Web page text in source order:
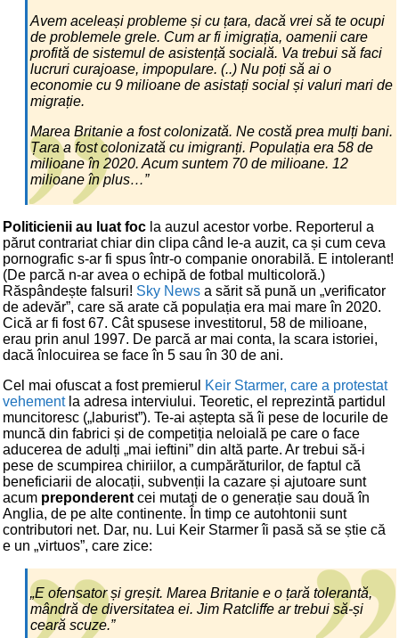
Avem aceleași probleme și cu țara, dacă vrei să te ocupi
de problemele grele. Cum ar fi imigrația, oamenii care
profită de sistemul de asistență socială. Va trebui să faci
lucruri curajoase, impopulare. (..) Nu poți să ai o
economie cu 9 milioane de asistați social și valuri mari de
migrație.
Marea Britanie a fost colonizată. Ne costă prea mulți bani.
Țara a fost colonizată cu imigranți. Populația era 58 de
milioane în 2020. Acum suntem 70 de milioane. 12
milioane în plus…”
Politicienii au luat foc la auzul acestor vorbe. Reporterul a
părut contrariat chiar din clipa când le-a auzit, ca și cum ceva
pornografic s-ar fi spus într-o companie onorabilă. E intolerant!
(De parcă n-ar avea o echipă de fotbal multicoloră.)
Răspândește falsuri! Sky News a sărit să pună un „verificator
de adevăr”, care să arate că populația era mai mare în 2020.
Cică ar fi fost 67. Cât spusese investitorul, 58 de milioane,
erau prin anul 1997. De parcă ar mai conta, la scara istoriei,
dacă înlocuirea se face în 5 sau în 30 de ani.
Cel mai ofuscat a fost premierul
Keir Starmer, care a protestat
vehementla adresa interviului. Teoretic, el reprezintă partidul
muncitoresc („laburist”). Te-ai aștepta să îi pese de locurile de
muncă din fabrici și de competiția neloială pe care o face
aducerea de adulți „mai ieftini” din altă parte. Ar trebui să-i
pese de scumpirea chiriilor, a cumpărăturilor, de faptul că
beneficiarii de alocații, subvenții la cazare și ajutoare sunt
acum preponderent cei mutați de o generație sau două în
Anglia, de pe alte continente. În timp ce autohtonii sunt
contributori net. Dar, nu. Lui Keir Starmer îi pasă să se știe că
e un „virtuos”, care zice:
„E ofensator și greșit. Marea Britanie e o țară tolerantă,
mândră de diversitatea ei. Jim Ratcliffe ar trebui să-și
ceară scuze.”